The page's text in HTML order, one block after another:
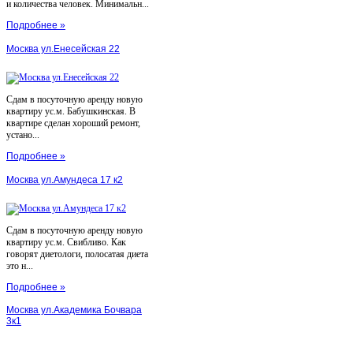
и количества человек. Минимальн...
Подробнее »
Москва ул.Енесейская 22
Сдам в посуточную аренду новую
квартиру ус.м. Бабушкинская. В
квартире сделан хороший ремонт,
устано...
Подробнее »
Москва ул.Амундеса 17 к2
Сдам в посуточную аренду новую
квартиру ус.м. Свибливо. Как
говорят диетологи, полосатая диета
это н...
Подробнее »
Москва ул.Академика Бочвара
3к1